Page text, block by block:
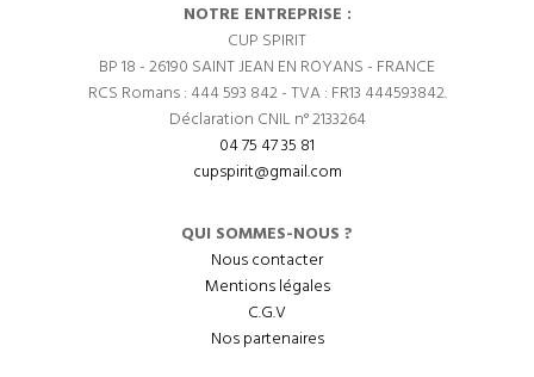
NOTRE ENTREPRISE :
CUP SPIRIT
BP 18 - 26190 SAINT JEAN EN ROYANS - FRANCE
RCS Romans : 444 593 842 - TVA : FR13 444593842.
Déclaration CNIL n° 2133264
04 75 47 35 81
cupspirit@gmail.com
QUI SOMMES-NOUS ?
Nous contacter
Mentions légales
C.G.V
Nos partenaires